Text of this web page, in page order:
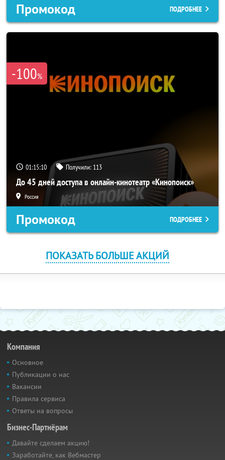
Промокод ПОДРОБНЕЕ
-100%
01:15:10 Получили: 113
До 45 дней доступа в онлайн-кинотеатр «Кинопоиск»
Россия
Промокод ПОДРОБНЕЕ
ПОКАЗАТЬ БОЛЬШЕ АКЦИЙ
Компания
Основное
Публикации о нас
Вакансии
Правила сервиса
Ответы на вопросы
Бизнес-Партнёрам
Давайте сделаем акцию!
Заработайте, как Вебмастер